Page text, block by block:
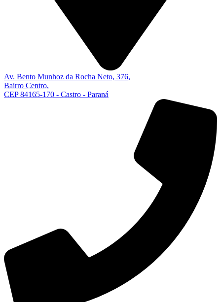
Av. Bento Munhoz da Rocha Neto, 376,
Bairro Centro,
CEP 84165-170 - Castro - Paraná